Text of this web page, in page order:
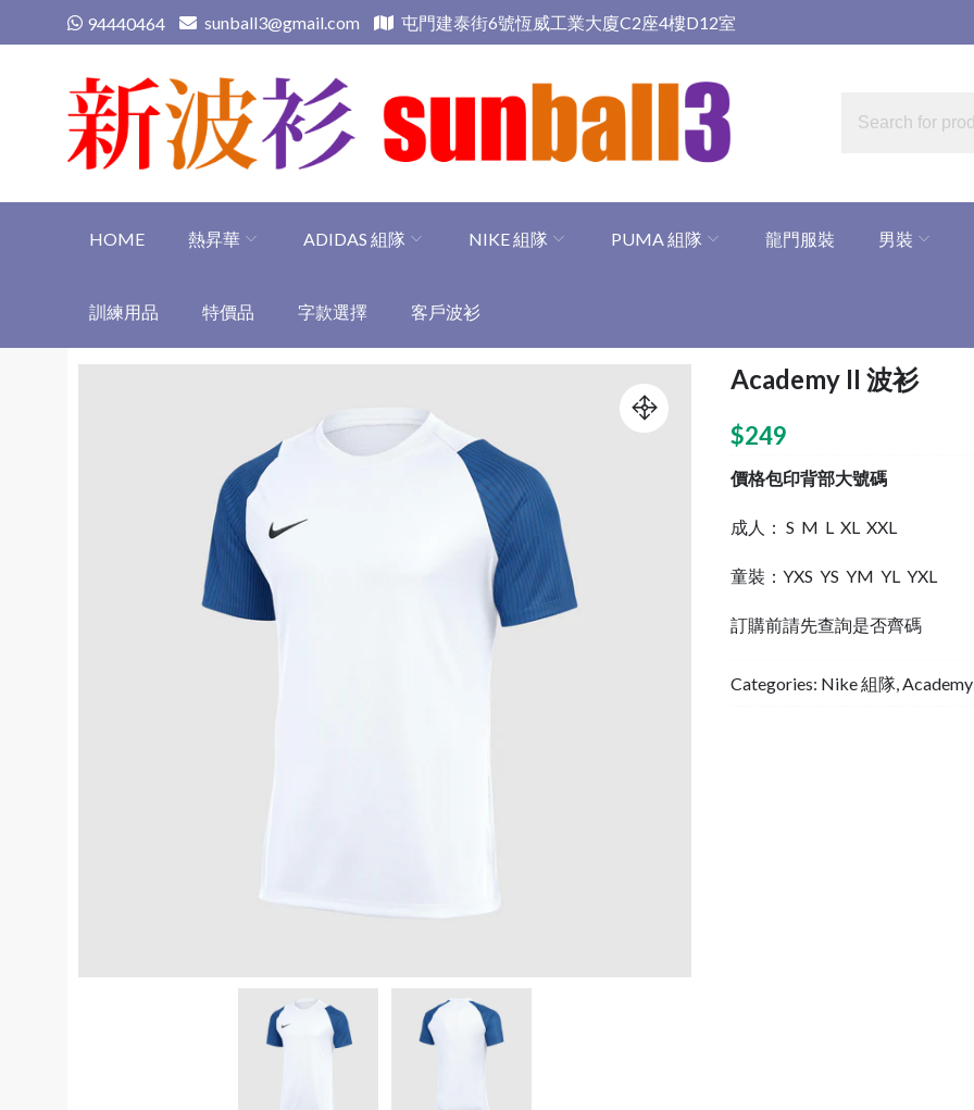
to
94440464 sunball3@gmail.com 屯門建泰街6號恆威工業大廈C2座4樓D12室
HOME 熱昇華 ADIDAS 組隊 NIKE 組隊 PUMA 組隊 龍門服裝 男裝
訓練用品 特價品 字款選擇 客戶波衫
Academy II 波衫
$249
價格包印背部大號碼
成人： S M L XL XXL
童裝：YXS YS YM YL YXL
訂購前請先查詢是否齊碼
Categories: Nike 組隊